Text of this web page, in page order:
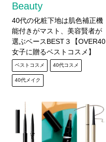
Beauty
40代の化粧下地は肌色補正機
能付きがマスト、美容賢者が
選ぶベースBEST３【OVER40
女子に贈るベストコスメ】
ベストコスメ 40代コスメ
40代メイク